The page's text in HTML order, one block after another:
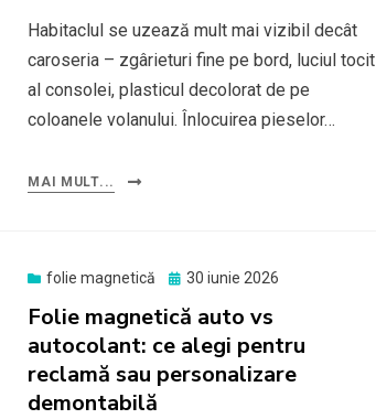
Habitaclul se uzează mult mai vizibil decât
caroseria – zgârieturi fine pe bord, luciul tocit
al consolei, plasticul decolorat de pe
coloanele volanului. Înlocuirea pieselor…
MAI MULT...
folie magnetică
Posted
on
30 iunie 2026
Folie magnetică auto vs
autocolant: ce alegi pentru
reclamă sau personalizare
demontabilă